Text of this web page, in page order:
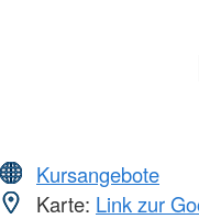
Kursangebote
Karte: Link zur